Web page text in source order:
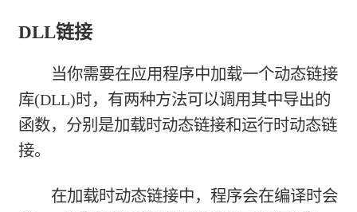
DLL链接
当你需要在应用程序中加载一个动态链接
库(DLL)时，有两种方法可以调用其中导出的
函数，分别是加载时动态链接和运行时动态链
接。
在加载时动态链接中，程序会在编译时会